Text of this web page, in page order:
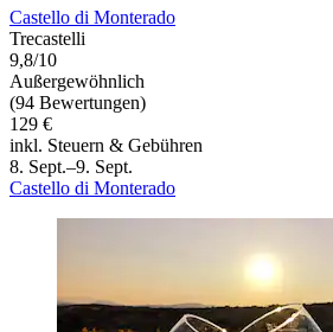
Castello di Monterado
Trecastelli
9,8/10
Außergewöhnlich
(94 Bewertungen)
129 €
inkl. Steuern & Gebühren
8. Sept.–9. Sept.
Castello di Monterado